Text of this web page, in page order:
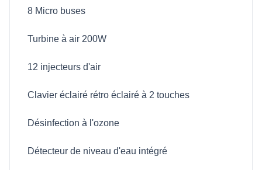
8 Micro buses
Turbine à air 200W
12 injecteurs d'air
Clavier éclairé rétro éclairé à 2 touches
Désinfection à l'ozone
Détecteur de niveau d'eau intégré